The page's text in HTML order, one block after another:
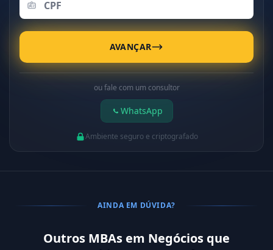
AVANÇAR
ou fale com um consultor
WhatsApp
Ambiente seguro e criptografado
AINDA EM DÚVIDA?
Outros MBAs em Negócios que